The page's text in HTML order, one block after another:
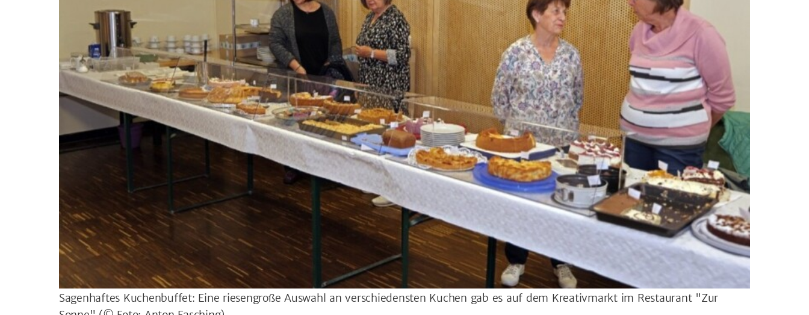
Sagenhaftes Kuchenbuffet: Eine riesengroße Auswahl an verschiedensten Kuchen gab es auf dem Kreativmarkt im Restaurant "Zur